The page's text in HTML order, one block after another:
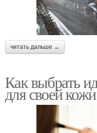
читать дальше →
Как выбрать
для своей кожи